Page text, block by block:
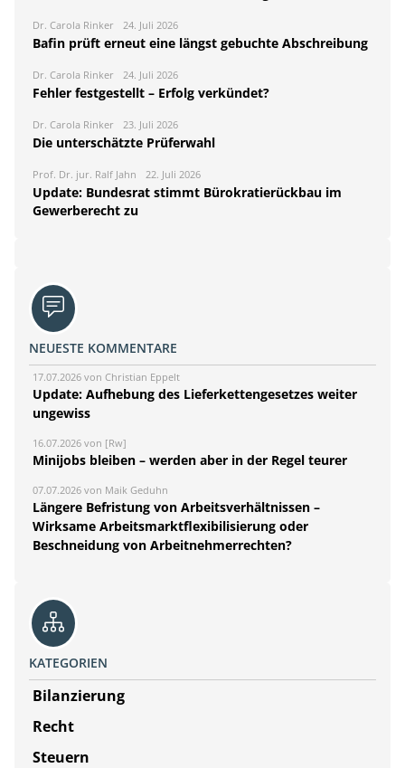
Dr. Carola Rinker 24. Juli 2026
Bafin prüft erneut eine längst gebuchte Abschreibung
Dr. Carola Rinker 24. Juli 2026
Fehler festgestellt – Erfolg verkündet?
Dr. Carola Rinker 23. Juli 2026
Die unterschätzte Prüferwahl
Prof. Dr. jur. Ralf Jahn 22. Juli 2026
Update: Bundesrat stimmt Bürokratierückbau im
Gewerberecht zu
NEUESTE KOMMENTARE
17.07.2026 von Christian Eppelt
Update: Aufhebung des Lieferkettengesetzes weiter
ungewiss
16.07.2026 von [Rw]
Minijobs bleiben – werden aber in der Regel teurer
07.07.2026 von Maik Geduhn
Längere Befristung von Arbeitsverhältnissen –
Wirksame Arbeitsmarktflexibilisierung oder
Beschneidung von Arbeitnehmerrechten?
KATEGORIEN
Bilanzierung
Recht
Steuern